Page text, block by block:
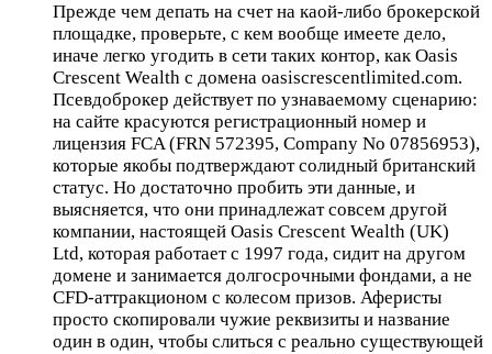
Прежде чем депать на счет на каой-либо брокерской
площадке, проверьте, с кем вообще имеете дело,
иначе легко угодить в сети таких контор, как Oasis
Crescent Wealth с домена oasiscrescentlimited.com.
Псевдоброкер действует по узнаваемому сценарию:
на сайте красуются регистрационный номер и
лицензия FCA (FRN 572395, Company No 07856953),
которые якобы подтверждают солидный британский
статус. Но достаточно пробить эти данные, и
выясняется, что они принадлежат совсем другой
компании, настоящей Oasis Crescent Wealth (UK)
Ltd, которая работает с 1997 года, сидит на другом
домене и занимается долгосрочными фондами, а не
CFD-аттракционом с колесом призов. Аферисты
просто скопировали чужие реквизиты и название
один в один, чтобы слиться с реально существующей